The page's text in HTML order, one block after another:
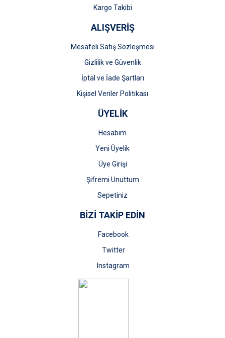
Kargo Takibi
ALIŞVERİŞ
Mesafeli Satış Sözleşmesi
Gizlilik ve Güvenlik
İptal ve İade Şartları
Kişisel Veriler Politikası
ÜYELİK
Hesabım
Yeni Üyelik
Üye Girişi
Şifremi Unuttum
Sepetiniz
BİZİ TAKİP EDİN
Facebook
Twitter
Instagram